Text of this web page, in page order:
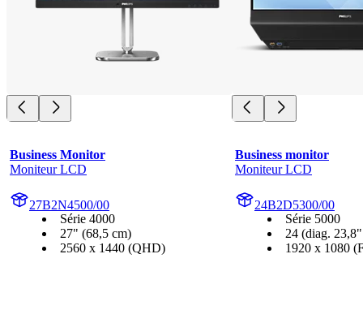
Business Monitor
Moniteur LCD
27B2N4500/00
Série 4000
27" (68,5 cm)
2560 x 1440 (QHD)
Business monitor
Moniteur LCD
24B2D5300/00
Série 5000
24 (diag.
1920 x 1080